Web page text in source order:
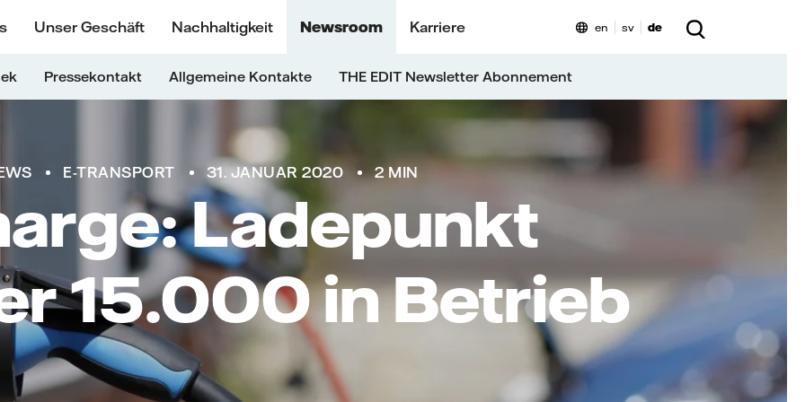
Unser Geschäft Nachhaltigkeit Newsroom Karriere
Pressekontakt Allgemeine Kontakte THE EDIT Newsletter Abonnement
en sv de
E-TRANSPORT 31. JANUAR 2020 2 MIN
Ladepunkt
15.000 in Betrieb